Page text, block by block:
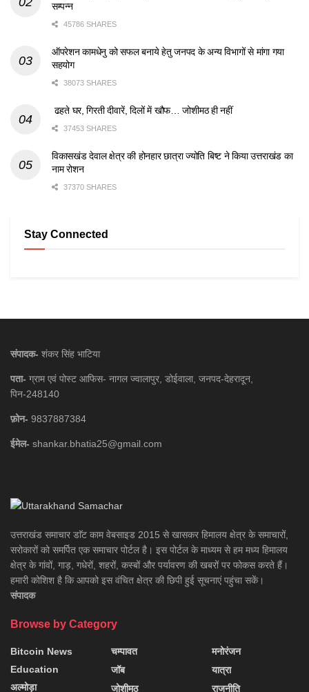
सम्पन्न
45786 SHARES
ऑपरेशन कामधेनु को सफल बनाये हेतु जनपद के अन्य विभागों से मांगा गया
सहयोग
38073 SHARES
ढहते घर, गिरती दीवारें, दिलों में खौफ… जोशीमठ ही नहीं
37453 SHARES
विकासखंड देवाल क्षेत्र की होनहार छात्रा ज्योति बिष्ट ने किया उत्तराखंड का
नाम रोशन
37370 SHARES
Stay Connected
संपादक- शंकर सिंह भाटिया
पता- ग्राम एवं पोस्ट आफिस- नागल ज्वालापुर, डोईवाला, जनपद-देहरादून,
पिन-248140
फ़ोन- 9837887384
ईमेल- shankar.bhatia25@gmail.com
उत्तराखंड समाचार डाॅट काम वेबसाइड 2015 से खासकर हिमालय क्षेत्र के समाचारों,
सरोकारों को समर्पित एक समाचार पोर्टल है। इस पोर्टल के माध्यम से हम मध्य हिमालय
क्षेत्र के गांवों, गाड़, गधेरों, शहरों, कस्बों और पर्यावरण की खबरों पर फोकस करते हैं।
हमारी कोशिश है कि आपको इस वंचित क्षेत्र की छिपी हुई सूचनाएं पहुंचा सकें।
संपादक
Browse by Category
Bitcoin News
Education
अल्मोड़ा
चम्पावत
जॉब
जोशीमठ
मनोरंजन
यात्रा
राजनीति